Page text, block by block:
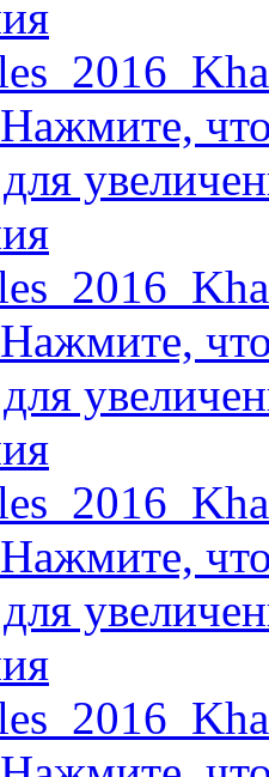
Нажмите,
Нажмите,
Нажмите,